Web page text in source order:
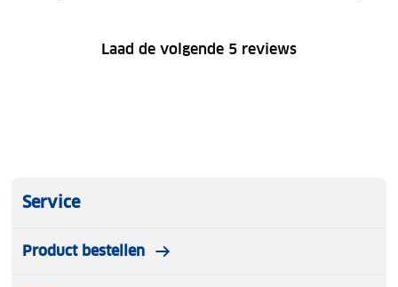
Laad de volgende 5 reviews
Service
Product bestellen